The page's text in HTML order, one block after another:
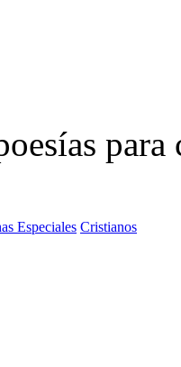
Especiales Cristianos